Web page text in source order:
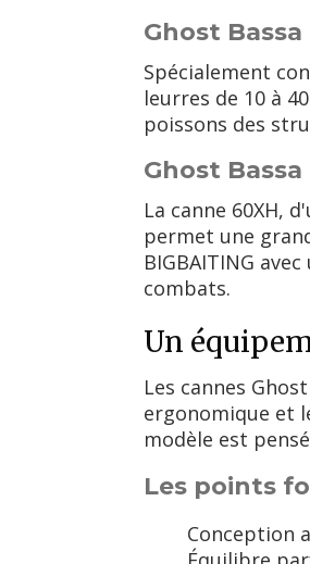
Ghost
Spécialement
leurres de 10 à
poissons des
Ghost
La canne 60XH,
permet une
BIGBAITING
combats.
Un
Les cannes
ergonomique et
modèle est
Les points
Conception